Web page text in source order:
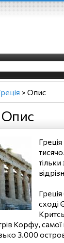
> Опис
Опис
сході
Корфу,
3.000